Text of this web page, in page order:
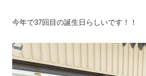
今年で37回目の誕生日らしいです！！